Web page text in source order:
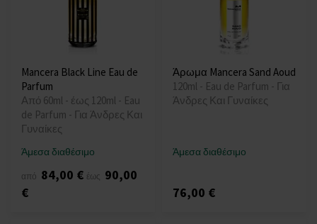
Mancera Black Line Eau de
Parfum
Από 60ml - έως 120ml - Eau
de Parfum - Για Άνδρες Και
Γυναίκες
Άμεσα διαθέσιμο
από 84,00 € έως 90,00
€
Άρωμα Mancera Sand Aoud
120ml - Eau de Parfum - Για
Άνδρες Και Γυναίκες
Άμεσα διαθέσιμο
76,00 €